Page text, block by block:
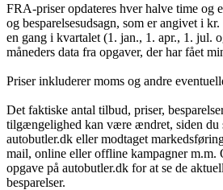
FRA-priser opdateres hver halve time og
og besparelsesudsagn, som er angivet i
en gang i kvartalet (1. jan., 1. apr., 1. jul.
måneders data fra opgaver, der har fået
Priser inkluderer moms og andre
Det faktiske antal tilbud, priser,
tilgængelighed kan være ændret, siden du
autobutler.dk eller modtaget
mail, online eller offline kampagner m.m.
opgave på autobutler.dk for at se de
besparelser.